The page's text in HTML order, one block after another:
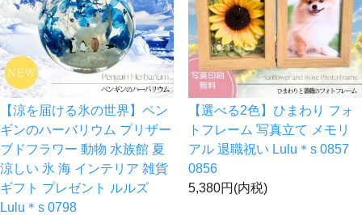
【涼を届ける氷の世界】ペン
ギンのハーバリウム プリザー
ブドフラワー 動物 水族館 夏
涼しい 氷 海 インテリア 雑貨
ギフト プレゼント ルルズ
Lulu＊s 0798
【選べる2色】ひまわり フォ
トフレーム 写真立て メモリ
アル 退職祝い Lulu＊s 0857
0856
5,380円(内税)